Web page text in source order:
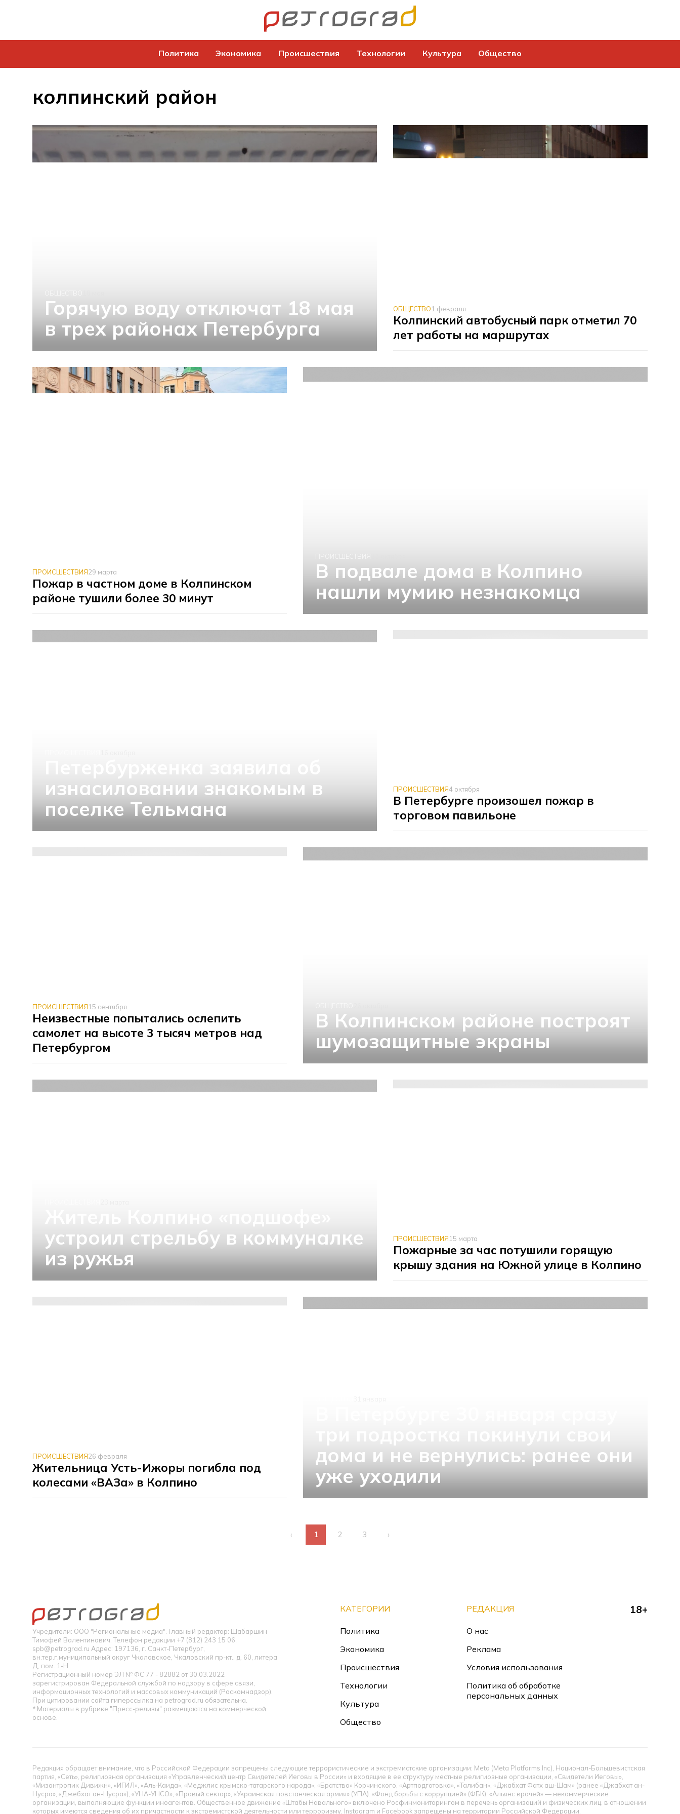
Политика Экономика Происшествия Технологии Культура Общество
колпинский район
Горячую воду отключат 18 мая
в трех районах Петербурга
ОБЩЕСТВО1 февраля
Колпинский автобусный парк отметил 70
лет работы на маршрутах
ПРОИСШЕСТВИЯ29 марта
Пожар в частном доме в Колпинском
районе тушили более 30 минут
В подвале дома в Колпино
нашли мумию незнакомца
изнасиловании знакомым в
поселке Тельмана
ПРОИСШЕСТВИЯ4 октября
В Петербурге произошел пожар в
торговом павильоне
ПРОИСШЕСТВИЯ15 сентября
Неизвестные попытались ослепить
самолет на высоте 3 тысяч метров над
Петербургом
В Колпинском районе построят
шумозащитные экраны
устроил стрельбу в коммуналке
из ружья
ПРОИСШЕСТВИЯ15 марта
Пожарные за час потушили горящую
крышу здания на Южной улице в Колпино
ПРОИСШЕСТВИЯ26 февраля
Жительница Усть-Ижоры погибла под
колесами «ВАЗа» в Колпино
дома и не вернулись: ранее они
уже уходили
‹ 1 2 3 ›
Учредители: ООО "Региональные медиа". Главный редактор: Шабаршин
Тимофей Валентинович. Телефон редакции +7 (812) 243 15 06,
spb@petrograd.ru Адрес: 197136, г. Санкт-Петербург,
вн.тер.г.муниципальный округ Чкаловское, Чкаловский пр-кт., д. 60, литера
Д, пом. 1-Н
Регистрационный номер ЭЛ № ФС 77 - 82882 от 30.03.2022
зарегистрирован Федеральной службой по надзору в сфере связи,
информационных технологий и массовых коммуникаций (Роскомнадзор).
При цитировании сайта гиперссылка на petrograd.ru обязательна.
* Материалы в рубрике "Пресс-релизы" размещаются на коммерческой
основе.
КАТЕГОРИИ
Политика
Экономика
Происшествия
Технологии
Культура
Общество
РЕДАКЦИЯ
О нас
Реклама
Условия использования
Политика об обработке
персональных данных
18+
Редакция обращает внимание, что в Российской Федерации запрещены следующие террористические и экстремистские организации: Meta (Meta Platforms Inc), Национал-Большевистская
партия, «Сеть», религиозная организация «Управленческий центр Свидетелей Иеговы в России» и входящие в ее структуру местные религиозные организации, «Свидетели Иеговы»,
«Мизантропик Дивижн», «ИГИЛ», «Аль-Каида», «Меджлис крымско-татарского народа», «Братство» Корчинского, «Артподготовка», «Талибан», «Джабхат Фатх аш-Шам» (ранее «Джабхат ан-
Нусра», «Джебхат ан-Нусра»), «УНА-УНСО», «Правый сектор», «Украинская повстанческая армия» (УПА). «Фонд борьбы с коррупцией» (ФБК), «Альянс врачей» — некоммерческие
организации, выполняющие функции иноагентов. Общественное движение «Штабы Навального» включено Росфинмониторингом в перечень организаций и физических лиц, в отношении
которых имеются сведения об их причастности к экстремистской деятельности или терроризму. Instagram и Facebook запрещены на территории Российской Федерации.